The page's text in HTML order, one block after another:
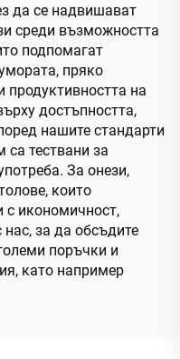
да се надвишават
среди възможността
подпомагат
пряко
продуктивността на
достъпността,
нашите стандарти
са тествани за
За онези,
които
с икономичност,
за да обсъдите
поръчки и
като например